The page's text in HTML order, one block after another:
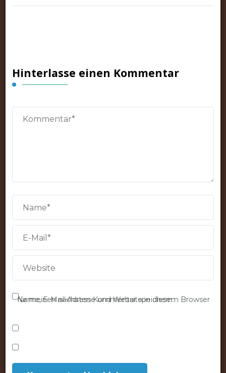
Hinterlasse einen Kommentar
Name, E-Mail-Adresse und Website in diesem Browser für meinen nächsten Kommentar speichern.